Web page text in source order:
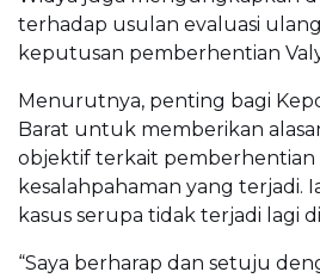
terhadap usulan evaluasi
keputusan pemberhentian
Menurutnya, penting bagi
Barat untuk memberikan
objektif terkait pemberhentian
kesalahpahaman yang terjadi.
kasus serupa tidak terjadi lagi
“Saya berharap dan setuju